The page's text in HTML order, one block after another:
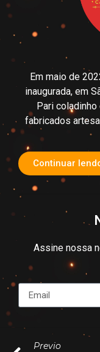
Em maio de
inaugurada, em
Pari
fabricados
Continuar
Assine nossa
Previo